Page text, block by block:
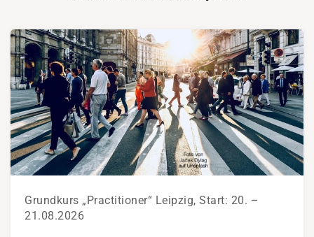
Grundkurs „Practitioner“ Leipzig, Start: 20. –
21.08.2026